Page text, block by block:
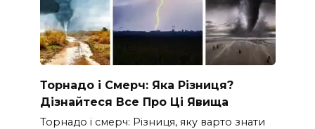
Торнадо і Смерч: Яка Різниця?
Дізнайтеся Все Про Ці Явища
Торнадо і смерч: Різниця, яку варто знати